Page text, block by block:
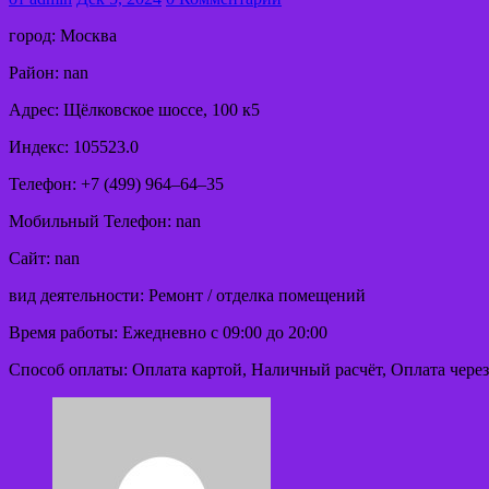
город: Москва
Район: nan
Адрес: Щёлковское шоссе, 100 к5
Индекс: 105523.0
Телефон: +7 (499) 964‒64‒35
Мобильный Телефон: nan
Сайт: nan
вид деятельности: Ремонт / отделка помещений
Время работы: Ежедневно с 09:00 до 20:00
Способ оплаты: Оплата картой, Наличный расчёт, Оплата